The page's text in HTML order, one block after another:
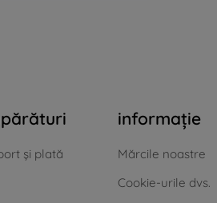
și plată
informație
Mărcile noastre
Cookie-urile dvs.